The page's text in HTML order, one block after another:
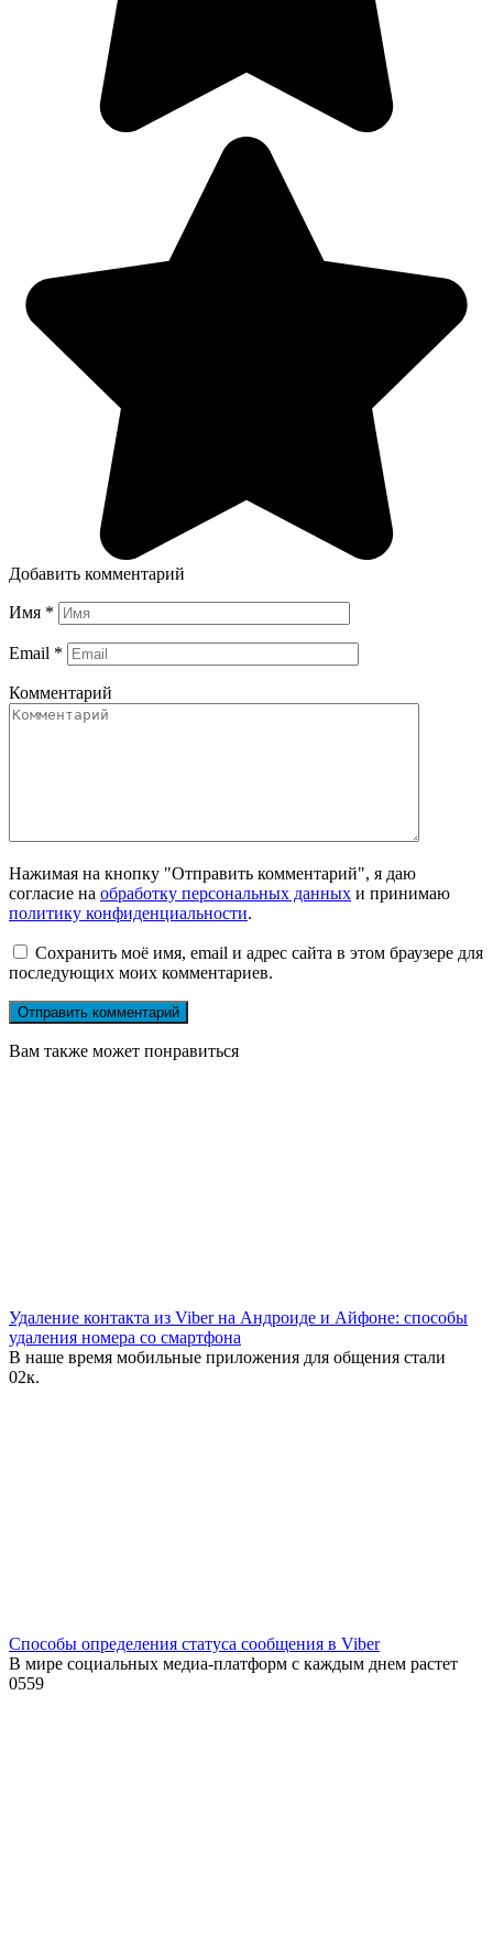
Добавить комментарий
Имя *
Email *
Комментарий
Нажимая на кнопку "Отправить комментарий", я даю
согласие на обработку персональных данных и принимаю
политику конфиденциальности.
Сохранить моё имя, email и адрес сайта в этом браузере для
последующих моих комментариев.
Вам также может понравиться
Удаление контакта из Viber на Андроиде и Айфоне: способы
удаления номера со смартфона
В наше время мобильные приложения для общения стали
02к.
Способы определения статуса сообщения в Viber
В мире социальных медиа-платформ с каждым днем растет
0559